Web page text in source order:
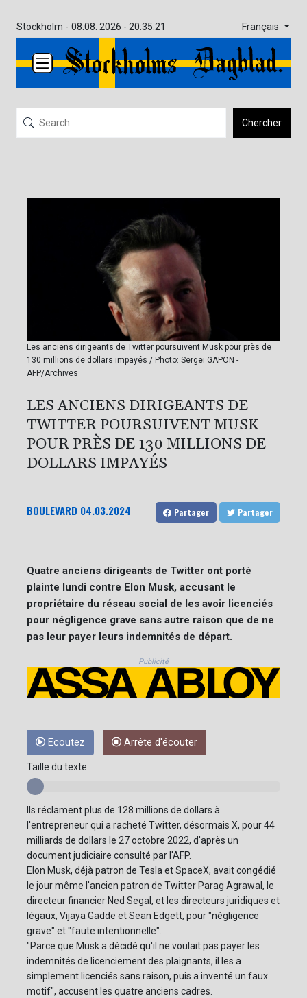
Stockholm - 08.08. 2026 - 20:35:21 Français
Chercher
Les anciens dirigeants de Twitter poursuivent Musk pour près de
130 millions de dollars impayés / Photo: Sergei GAPON -
AFP/Archives
LES ANCIENS DIRIGEANTS DE
TWITTER POURSUIVENT MUSK
POUR PRÈS DE 130 MILLIONS DE
DOLLARS IMPAYÉS
BOULEVARD 04.03.2024 Partager Partager
Quatre anciens dirigeants de Twitter ont porté
plainte lundi contre Elon Musk, accusant le
propriétaire du réseau social de les avoir licenciés
pour négligence grave sans autre raison que de ne
pas leur payer leurs indemnités de départ.
Publicité
Ecoutez Arrête d'écouter
Taille du texte:
Ils réclament plus de 128 millions de dollars à
l'entrepreneur qui a racheté Twitter, désormais X, pour 44
milliards de dollars le 27 octobre 2022, d'après un
document judiciaire consulté par l'AFP.
Elon Musk, déjà patron de Tesla et SpaceX, avait congédié
le jour même l'ancien patron de Twitter Parag Agrawal, le
directeur financier Ned Segal, et les directeurs juridiques et
légaux, Vijaya Gadde et Sean Edgett, pour "négligence
grave" et "faute intentionnelle".
"Parce que Musk a décidé qu'il ne voulait pas payer les
indemnités de licenciement des plaignants, il les a
simplement licenciés sans raison, puis a inventé un faux
motif", accusent les quatre anciens cadres.